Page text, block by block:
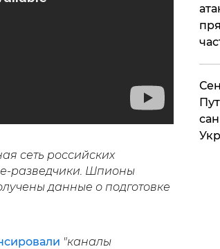
сеть российских
разведчики. Шпионы
данные о подготовке
"каналы